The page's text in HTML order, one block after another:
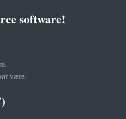
software!
være.